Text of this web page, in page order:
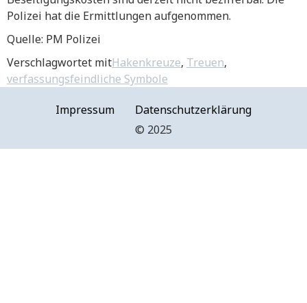
Polizei hat die Ermittlungen aufgenommen.
Quelle: PM Polizei
Verschlagwortet mitHakenkreuze, Treuen,
verfassungsfeindliche Symbole
Impressum
Datenschutzerklärung
©️ 2025